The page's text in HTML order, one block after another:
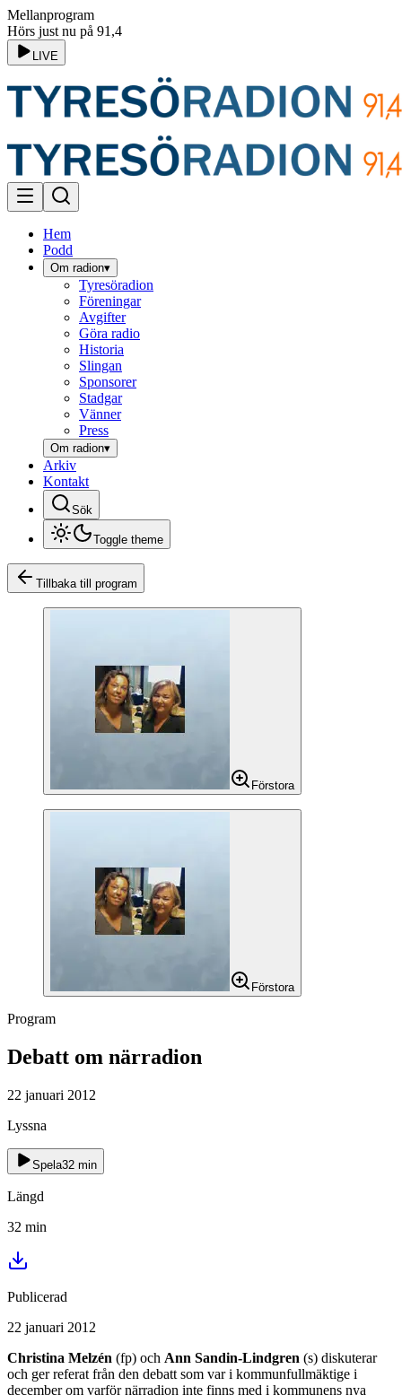
Mellanprogram
Hörs just nu på 91,4
LIVE
Hem
Podd
Om radion▾
Tyresöradion
Föreningar
Avgifter
Göra radio
Historia
Slingan
Sponsorer
Stadgar
Vänner
Press
Om radion▾
Arkiv
Kontakt
Sök
Toggle theme
Tillbaka till program
Förstora
Förstora
Program
Debatt om närradion
22 januari 2012
Lyssna
Spela32 min
Längd
32 min
Publicerad
22 januari 2012
Christina Melzén (fp) och Ann Sandin-Lindgren (s) diskuterar
och ger referat från den debatt som var i kommunfullmäktige i
december om varför närradion inte finns med i kommunens nya